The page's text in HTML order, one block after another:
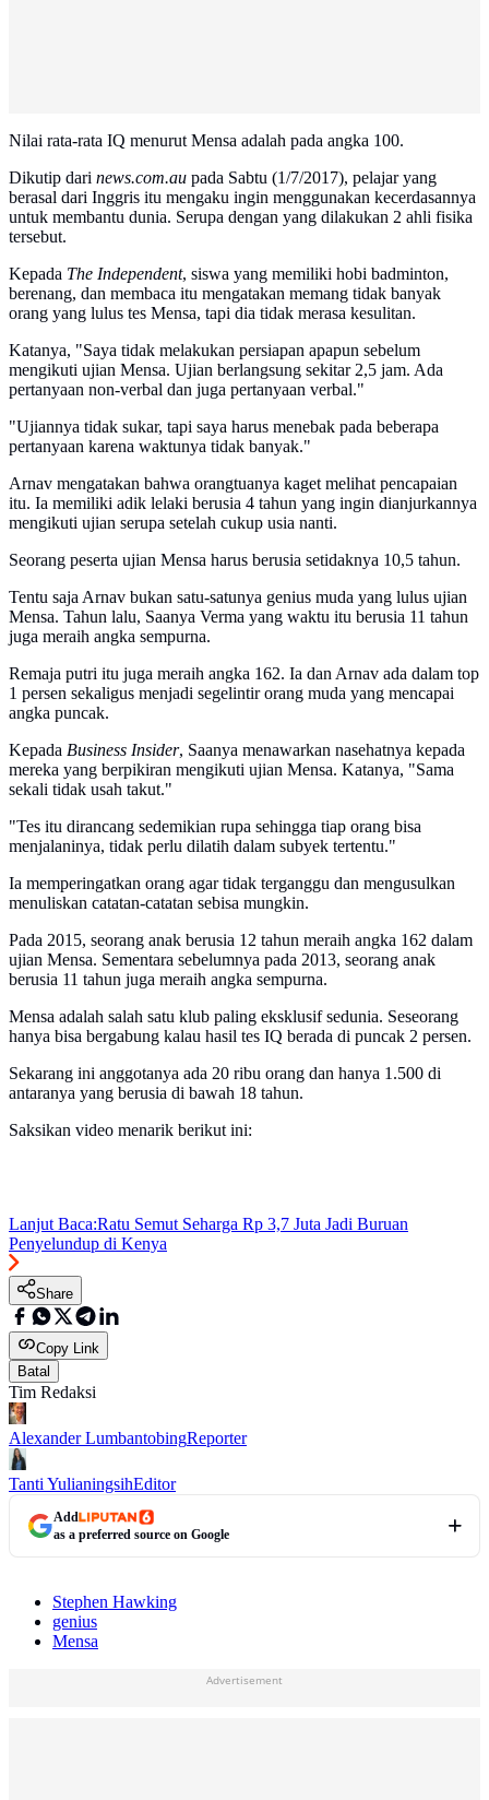
Nilai rata-rata IQ menurut Mensa adalah pada angka 100.
Dikutip dari news.com.au pada Sabtu (1/7/2017), pelajar yang
berasal dari Inggris itu mengaku ingin menggunakan kecerdasannya
untuk membantu dunia. Serupa dengan yang dilakukan 2 ahli fisika
tersebut.
Kepada The Independent, siswa yang memiliki hobi badminton,
berenang, dan membaca itu mengatakan memang tidak banyak
orang yang lulus tes Mensa, tapi dia tidak merasa kesulitan.
Katanya, "Saya tidak melakukan persiapan apapun sebelum
mengikuti ujian Mensa. Ujian berlangsung sekitar 2,5 jam. Ada
pertanyaan non-verbal dan juga pertanyaan verbal."
"Ujiannya tidak sukar, tapi saya harus menebak pada beberapa
pertanyaan karena waktunya tidak banyak."
Arnav mengatakan bahwa orangtuanya kaget melihat pencapaian
itu. Ia memiliki adik lelaki berusia 4 tahun yang ingin dianjurkannya
mengikuti ujian serupa setelah cukup usia nanti.
Seorang peserta ujian Mensa harus berusia setidaknya 10,5 tahun.
Tentu saja Arnav bukan satu-satunya genius muda yang lulus ujian
Mensa. Tahun lalu, Saanya Verma yang waktu itu berusia 11 tahun
juga meraih angka sempurna.
Remaja putri itu juga meraih angka 162. Ia dan Arnav ada dalam top
1 persen sekaligus menjadi segelintir orang muda yang mencapai
angka puncak.
Kepada Business Insider, Saanya menawarkan nasehatnya kepada
mereka yang berpikiran mengikuti ujian Mensa. Katanya, "Sama
sekali tidak usah takut."
"Tes itu dirancang sedemikian rupa sehingga tiap orang bisa
menjalaninya, tidak perlu dilatih dalam subyek tertentu."
Ia memperingatkan orang agar tidak terganggu dan mengusulkan
menuliskan catatan-catatan sebisa mungkin.
Pada 2015, seorang anak berusia 12 tahun meraih angka 162 dalam
ujian Mensa. Sementara sebelumnya pada 2013, seorang anak
berusia 11 tahun juga meraih angka sempurna.
Mensa adalah salah satu klub paling eksklusif sedunia. Seseorang
hanya bisa bergabung kalau hasil tes IQ berada di puncak 2 persen.
Sekarang ini anggotanya ada 20 ribu orang dan hanya 1.500 di
antaranya yang berusia di bawah 18 tahun.
Saksikan video menarik berikut ini:
Lanjut Baca:Ratu Semut Seharga Rp 3,7 Juta Jadi Buruan
Penyelundup di Kenya
Share
Copy Link
Batal
Tim Redaksi
Alexander LumbantobingReporter
Tanti YulianingsihEditor
Add
as a preferred source on Google
Stephen Hawking
genius
Mensa
Advertisement